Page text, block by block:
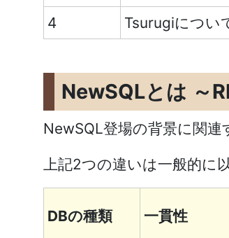
4
Tsurugiについ
NewSQLとは ～
NewSQL登場の背景に関連
上記2つの違いは一般的に
DBの種類 一貫性